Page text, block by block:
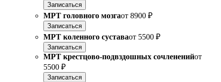
Записаться
МРТ головного мозгаот 8900 ₽
Записаться
МРТ коленного суставаот 5500 ₽
Записаться
МРТ крестцово-подвздошных сочлененийот
5500 ₽
Записаться